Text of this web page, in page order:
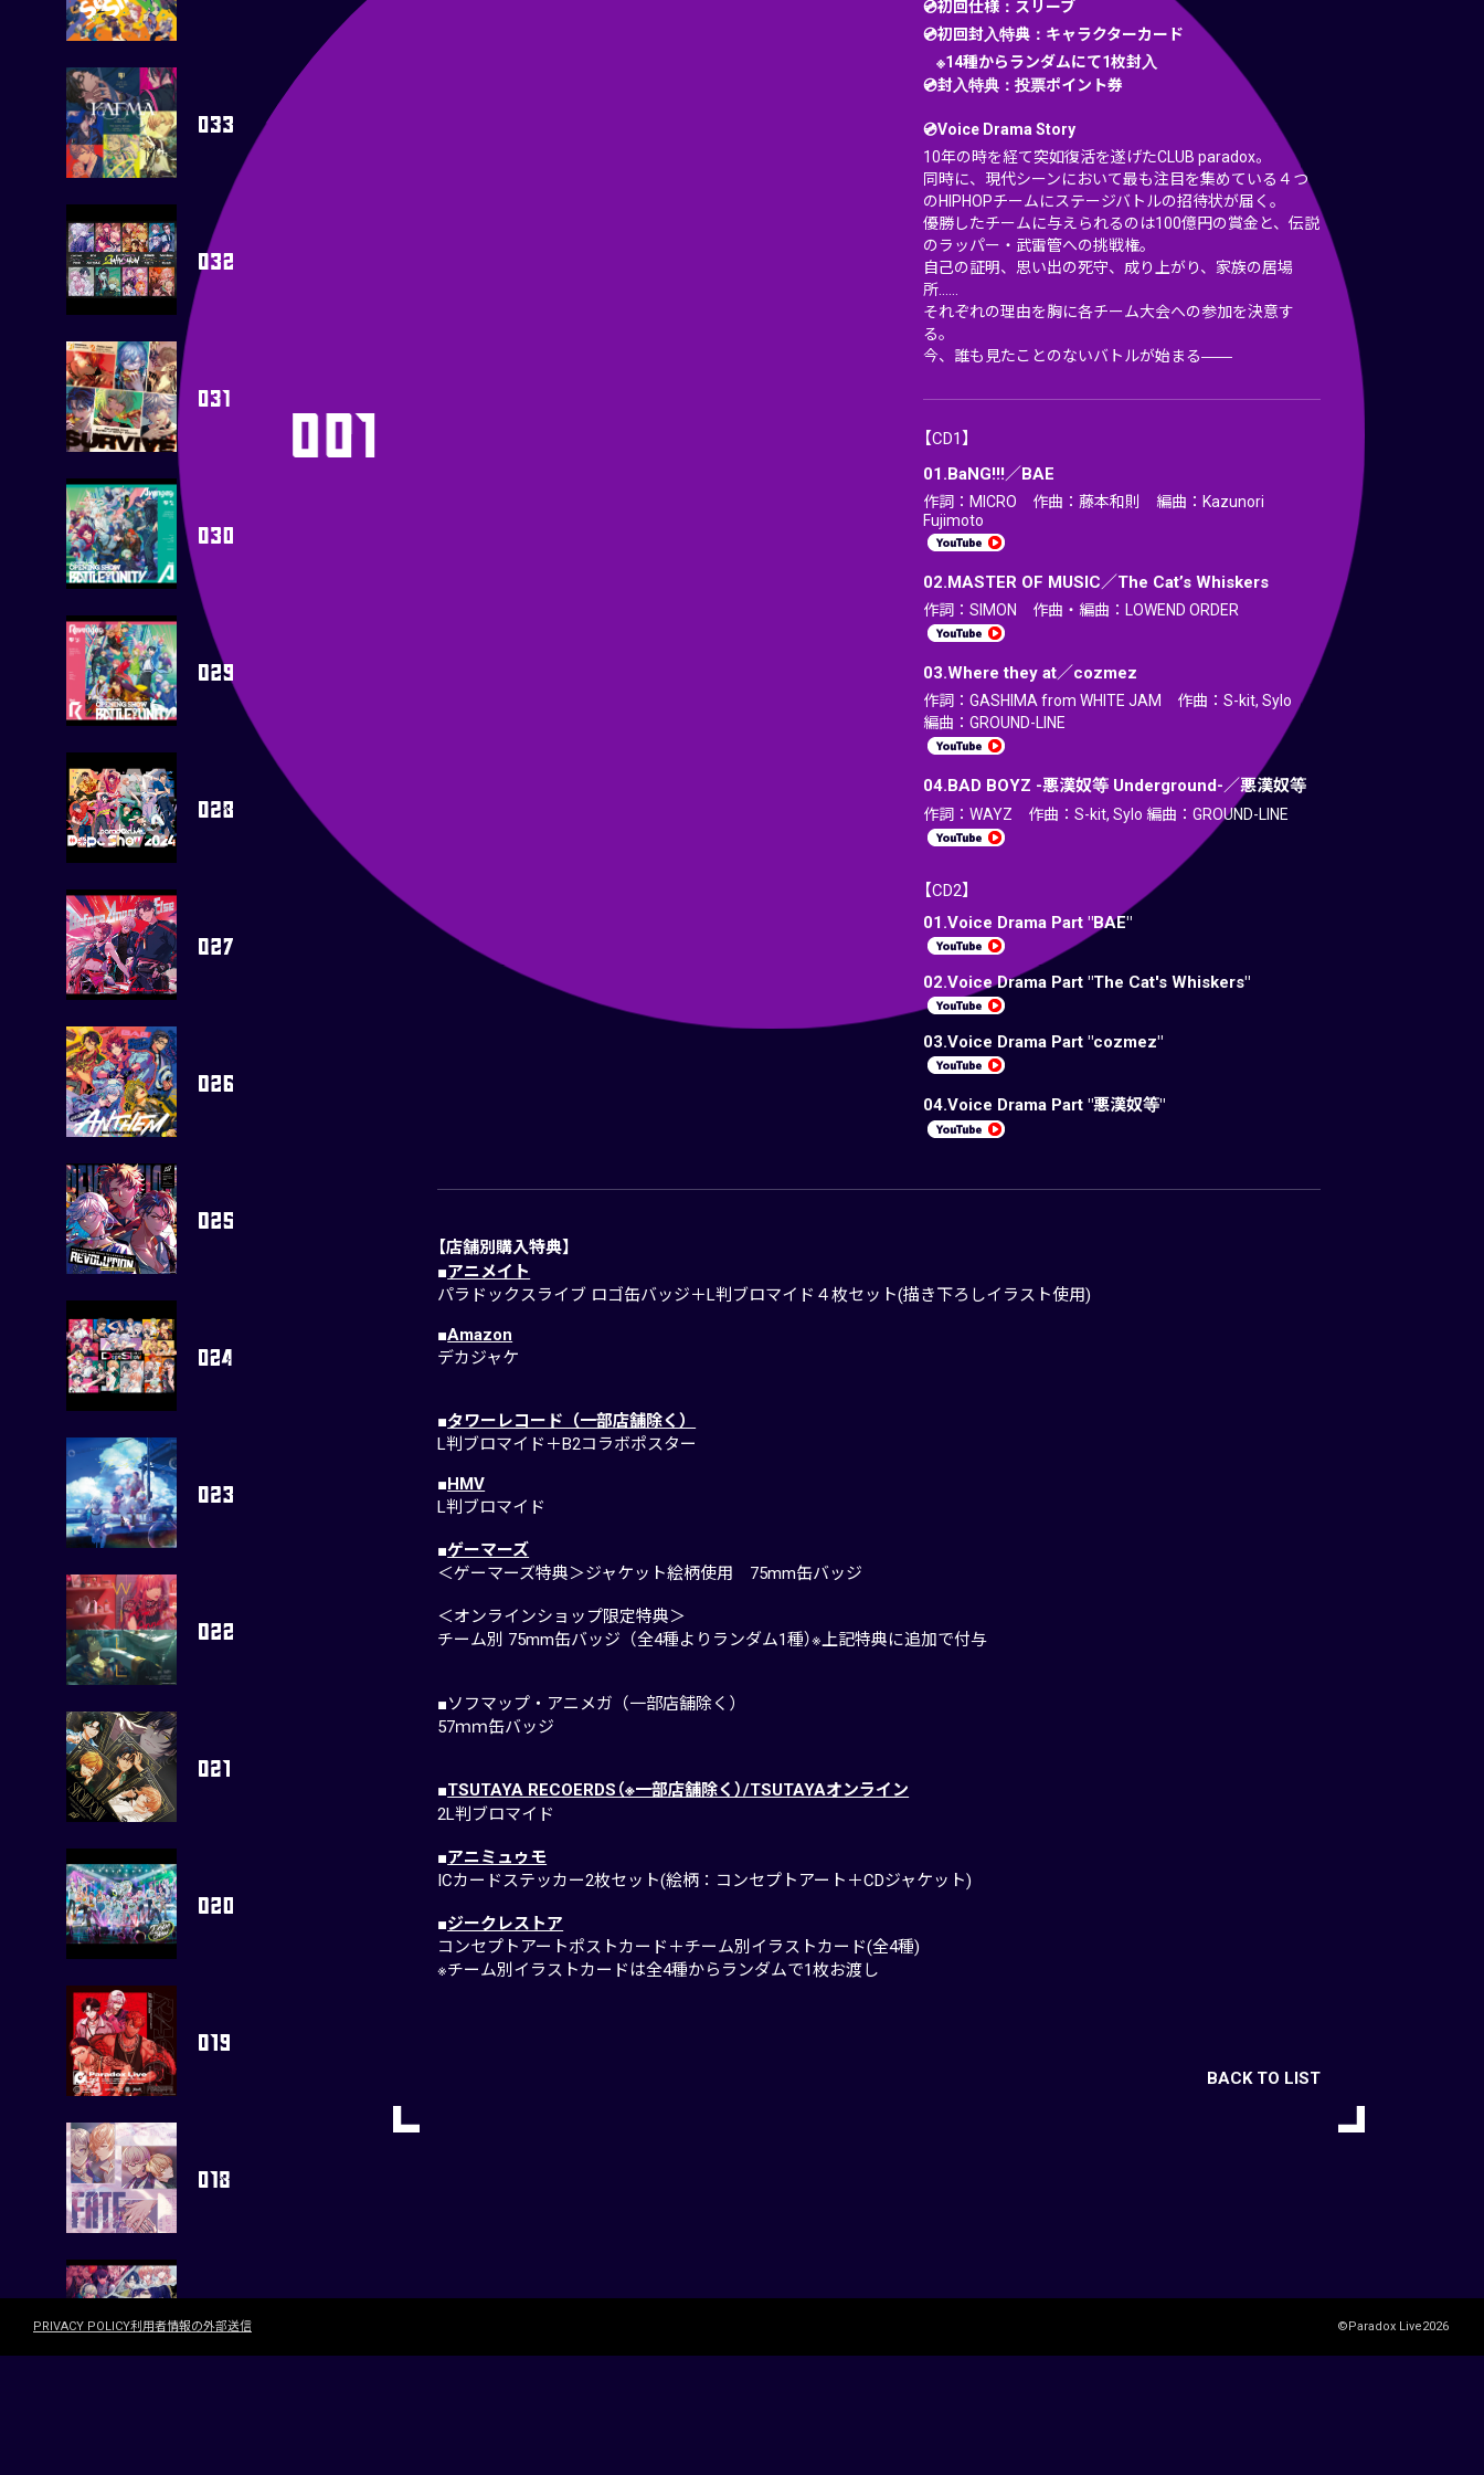
💿初回仕様：スリーブ
💿初回封入特典：キャラクターカード
※14種からランダムにて1枚封入
💿封入特典：投票ポイント券
💿Voice Drama Story
10年の時を経て突如復活を遂げたCLUB paradox。
同時に、現代シーンにおいて最も注目を集めている４つ
のHIPHOPチームにステージバトルの招待状が届く。
優勝したチームに与えられるのは100億円の賞金と、伝説
のラッパー・武雷管への挑戦権。
自己の証明、思い出の死守、成り上がり、家族の居場
所……
それぞれの理由を胸に各チーム大会への参加を決意す
る。
今、誰も見たことのないバトルが始まる――
【CD1】
01.BaNG!!!／BAE
作詞：MICRO 作曲：藤本和則 編曲：Kazunori
Fujimoto
02.MASTER OF MUSIC／The Cat’s Whiskers
作詞：SIMON 作曲・編曲：LOWEND ORDER
03.Where they at／cozmez
作詞：GASHIMA from WHITE JAM 作曲：S-kit, Sylo
編曲：GROUND-LINE
04.BAD BOYZ -悪漢奴等 Underground-／悪漢奴等
作詞：WAYZ 作曲：S-kit, Sylo 編曲：GROUND-LINE
【CD2】
01.Voice Drama Part "BAE"
02.Voice Drama Part "The Cat's Whiskers"
03.Voice Drama Part "cozmez"
04.Voice Drama Part "悪漢奴等"
【店舗別購入特典】
■アニメイト
パラドックスライブ ロゴ缶バッジ＋L判ブロマイド４枚セット(描き下ろしイラスト使用)
■Amazon
デカジャケ
■タワーレコード（一部店舗除く）
L判ブロマイド＋B2コラボポスター
■HMV
L判ブロマイド
■ゲーマーズ
＜ゲーマーズ特典＞ジャケット絵柄使用 75mm缶バッジ
＜オンラインショップ限定特典＞
チーム別 75mm缶バッジ（全4種よりランダム1種）※上記特典に追加で付与
■ソフマップ・アニメガ（一部店舗除く）
57ｍｍ缶バッジ
■TSUTAYA RECOERDS（※一部店舗除く）/TSUTAYAオンライン
2L判ブロマイド
■アニミュゥモ
ICカードステッカー2枚セット(絵柄：コンセプトアート＋CDジャケット)
■ジークレストア
コンセプトアートポストカード＋チーム別イラストカード(全4種)
※チーム別イラストカードは全4種からランダムで1枚お渡し
BACK TO LIST
PRIVACY POLICY利用者情報の外部送信 ©Paradox Live2026